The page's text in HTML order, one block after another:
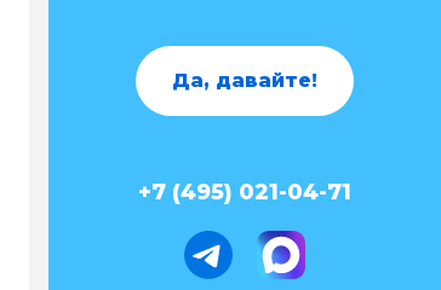
Да, давайте!
+7 (495) 021-04-71